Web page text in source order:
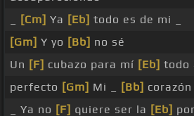
[Cm] Ya [Eb] todo es de mi _
[Gm] Y yo [Bb] no sé
Un [F] cubazo para mí [Eb] todo
perfecto [Gm] Mi _ [Bb] corazón
_ Ya no [F] quiere ser la [Eb]